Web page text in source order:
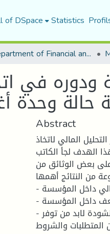
of DSpace Statistics
Department of Financial and Accounting Sciences
في
Abstract
المالي لاتخاذ
الهدف لجأ الكاتب
بعض الوثائق من
من النتائج أهمها:
- للوصول إلى قرارات رشيدة وفعالة لابد من وجود تحليل مالي داخل المؤسسة
- التحليل المالي أداة لكشف نقاط القوة والضعف داخل المؤسسة.
- لكي تنجح عملية التحليل المالي في تحقيق أهدافها المنشودة لابد من توفر